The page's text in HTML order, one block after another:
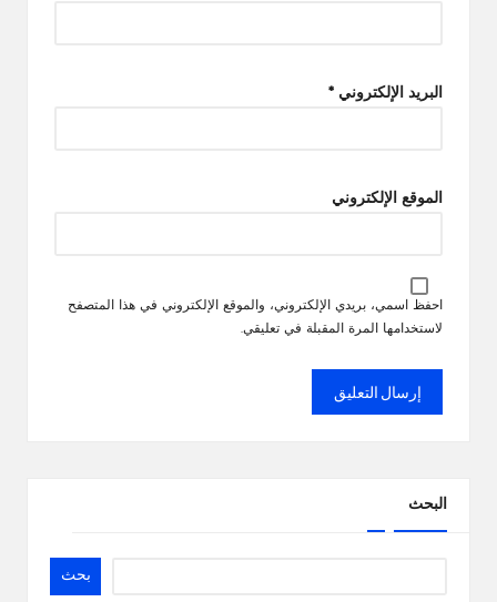
البريد الإلكتروني *
الموقع الإلكتروني
احفظ اسمي، بريدي الإلكتروني، والموقع الإلكتروني في هذا المتصفح
لاستخدامها المرة المقبلة في تعليقي.
البحث
بحث